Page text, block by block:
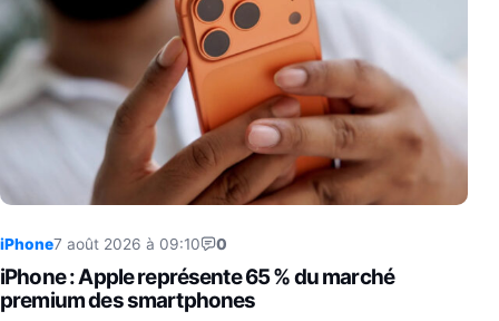
iPhone7 août 2026 à 09:10 0
iPhone : Apple représente 65 % du marché
premium des smartphones